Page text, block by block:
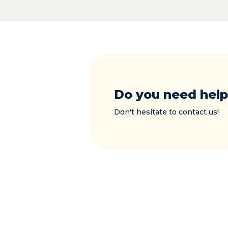
Do you need
Don't hesitate to contact us!